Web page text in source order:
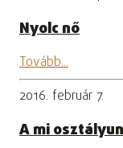
Nyolc nő
Tovább...
2016. február 7.
A mi